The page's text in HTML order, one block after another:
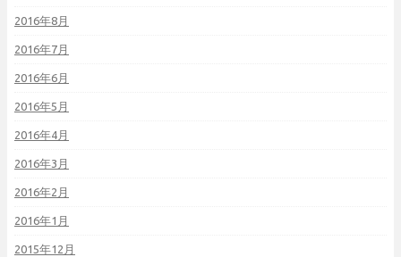
2016年8月
2016年7月
2016年6月
2016年5月
2016年4月
2016年3月
2016年2月
2016年1月
2015年12月